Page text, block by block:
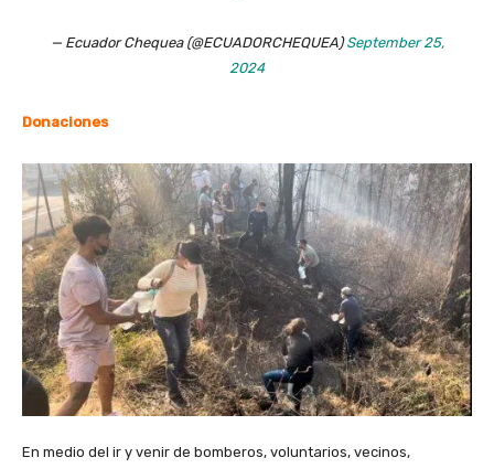
— Ecuador Chequea (@ECUADORCHEQUEA)September 25,
2024
Donaciones
En medio del ir y venir de bomberos, voluntarios, vecinos,